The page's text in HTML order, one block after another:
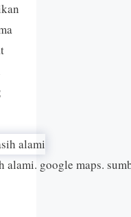
alami. google maps.